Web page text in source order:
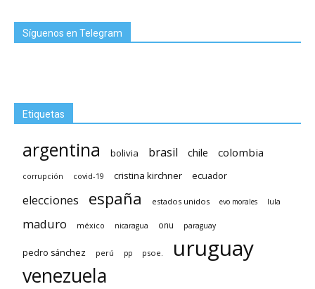
Síguenos en Telegram
Etiquetas
argentina bolivia brasil chile colombia
corrupción covid-19 cristina kirchner ecuador
elecciones españa estados unidos evo morales lula
maduro méxico nicaragua onu paraguay
pedro sánchez perú pp psoe. uruguay
venezuela